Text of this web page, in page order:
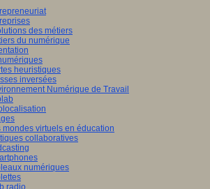
des métiers
du numérique
heuristiques
inversées
Numérique de Travail
mondes virtuels en éducation
collaboratives
numériques
radio